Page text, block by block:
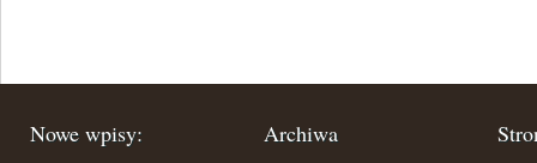
Nowe wpisy: Archiwa